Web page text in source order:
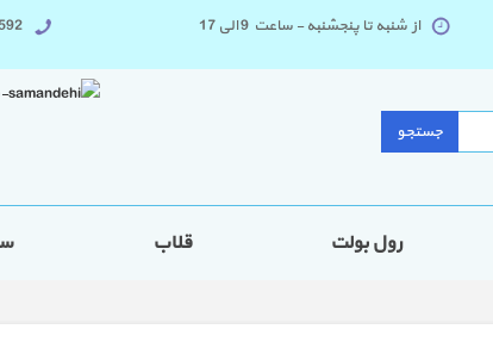
از شنبه تا پنجشنبه - ساعت 9 الی 17
جستجو
رول بولت قلاب